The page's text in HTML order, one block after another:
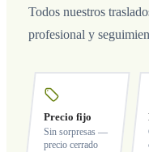
Todos nuestros
profesional y
Precio fijo
Sin sorpresas —
precio cerrado